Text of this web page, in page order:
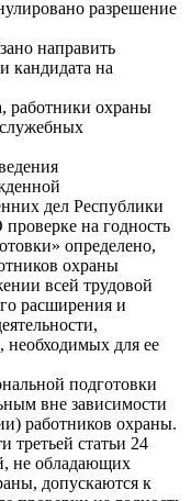
разрешение
направить
кандидата на
работники охраны
дел Республики
на годность
определено,
охраны
всей трудовой
расширения и
необходимых для ее
подготовки
вне зависимости
работников охраны.
третьей статьи 24
не обладающих
допускаются к